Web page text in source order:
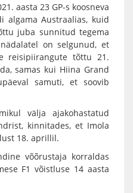
aasta 23 GP-s koosneva
algama Austraalias, kuid
juba sunnitud tegema
on selgunud, et
reisipiirangute tõttu 21.
samas kui Hiina Grand
samuti, et soovib
välja ajakohastatud
kinnitades, et Imola
18. aprillil.
võõrustaja korraldas
F1 võistluse 14 aasta